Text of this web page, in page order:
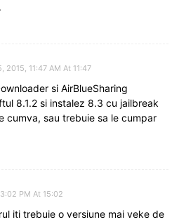
2015, 11:47 AM At 11:47
si AirBlueSharing
8.1.2 si instalez 8.3 cu jailbreak
cumva, sau trebuie sa le cumpar
PM At 15:02
iti trebuie o versiune mai veke de